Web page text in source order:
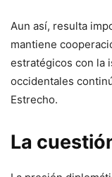
Aun así, resulta
mantiene
estratégicos con la
occidentales
Estrecho.
La